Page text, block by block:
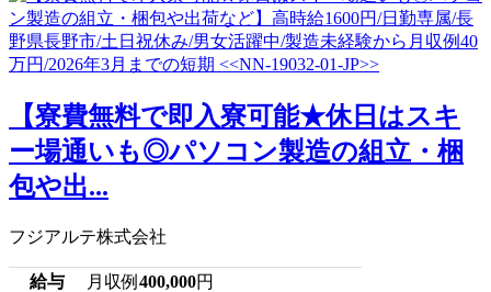
【寮費無料で即入寮可能★休日はスキ
ー場通いも◎パソコン製造の組立・梱
包や出...
フジアルテ株式会社
給与 月収例 400,000円